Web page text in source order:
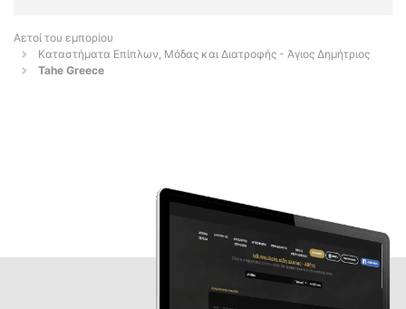
Αετοί του εμπορίου
Καταστήματα Επίπλων, Μόδας και Διατροφής - Άγιος Δημήτριος
Tahe Greece